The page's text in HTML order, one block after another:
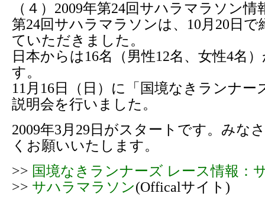
（４）2009年第24回サハラマラソン情
第24回サハラマラソンは、10月20日
ていただきました。
日本からは16名（男性12名、女性4名
す。
11月16日（日）に「国境なきランナー
説明会を行いました。
2009年3月29日がスタートです。みな
くお願いいたします。
>> 国境なきランナーズ レース情報：
>> サハラマラソン(Officalサイト)